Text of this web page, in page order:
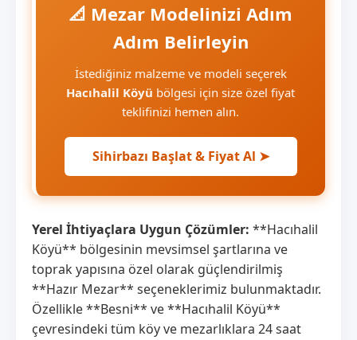
📐 Mezar Modelinizi Adım
Adım Belirleyin
İstediğiniz malzeme ve modeli seçerek
Hacıhalil Köyü bölgesi için size özel fiyat
teklifinizi hemen alın.
Sihirbazı Başlat & Fiyat Al ➤
Yerel İhtiyaçlara Uygun Çözümler: **Hacıhalil
Köyü** bölgesinin mevsimsel şartlarına ve
toprak yapısına özel olarak güçlendirilmiş
**Hazır Mezar** seçeneklerimiz bulunmaktadır.
Özellikle **Besni** ve **Hacıhalil Köyü**
çevresindeki tüm köy ve mezarlıklara 24 saat